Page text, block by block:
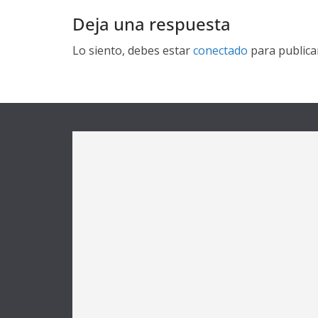
Deja una respuesta
Lo siento, debes estarconectado para